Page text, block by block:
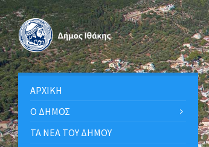
ΑΡΧΙΚΉ
Ο ΔΉΜΟΣ
ΤΑ ΝΈΑ ΤΟΥ ΔΉΜΟΥ